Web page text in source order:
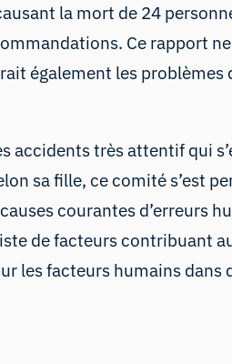
la mort de 24
. Ce rapport
également les
accidents très attentif qui
sa fille, ce comité s’est
courantes d’erreurs
de facteurs contribuant
les facteurs humains